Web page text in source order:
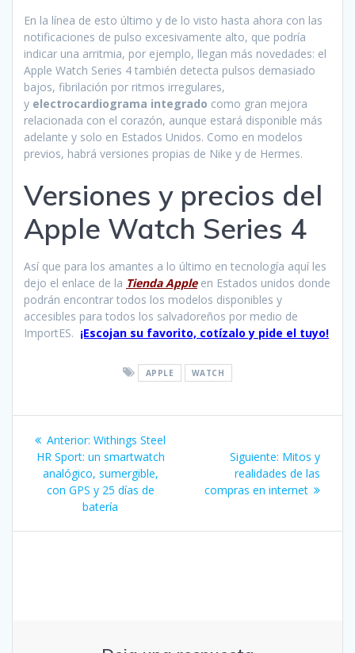
En la línea de esto último y de lo visto hasta ahora con las
notificaciones de pulso excesivamente alto, que podría
indicar una arritmia, por ejemplo, llegan más novedades: el
Apple Watch Series 4 también detecta pulsos demasiado
bajos, fibrilación por ritmos irregulares,
y electrocardiograma integrado como gran mejora
relacionada con el corazón, aunque estará disponible más
adelante y solo en Estados Unidos. Como en modelos
previos, habrá versiones propias de Nike y de Hermes.
Versiones y precios del
Apple Watch Series 4
Así que para los amantes a lo último en tecnología aquí les
dejo el enlace de la Tienda Appleen Estados unidos donde
podrán encontrar todos los modelos disponibles y
accesibles para todos los salvadoreños por medio de
ImportES. ¡Escojan su favorito, cotízalo y pide el tuyo!
APPLE WATCH
Navegación
de
entradas
Anterior: Entrada
anterior:
Withings Steel
HR Sport: un smartwatch
analógico, sumergible,
con GPS y 25 días de
batería
Siguiente: Siguiente
entrada:
Mitos y
realidades de las
compras en internet